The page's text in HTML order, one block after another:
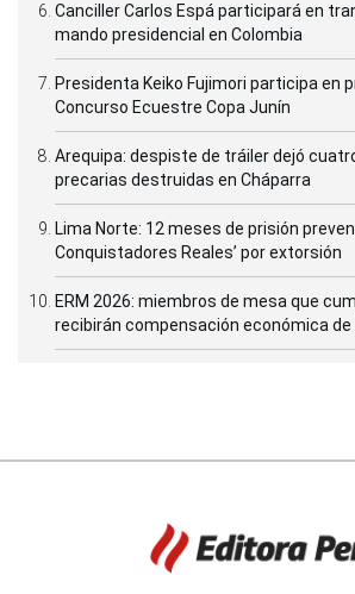
Canciller Carlos Espá participará en
mando presidencial en Colombia
Presidenta Keiko Fujimori participa en
Concurso Ecuestre Copa Junín
Arequipa: despiste de tráiler dejó
precarias destruidas en Cháparra
Lima Norte: 12 meses de prisión
Conquistadores Reales’ por extorsión
ERM 2026: miembros de mesa que
recibirán compensación económica de